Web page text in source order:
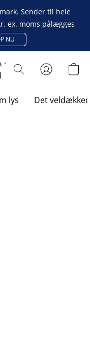
Sender til hele
ex. moms pålægges
NU
lys Det